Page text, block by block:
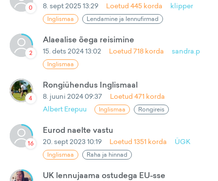
0 8. sept 2025 13:29 Loetud 445 korda klipper
Inglismaa Lendamine ja lennufirmad
2
Alaealise õega reisimine
15. dets 2024 13:02 Loetud 718 korda sandra.p
Inglismaa
4
Rongiühendus Inglismaal
8. juuni 2024 09:37 Loetud 471 korda
Albert Erepuu
Inglismaa Rongireis
16
Eurod naelte vastu
20. sept 2023 10:19 Loetud 1351 korda ÜGK
Inglismaa Raha ja hinnad
UK lennujaama ostudega EU-sse